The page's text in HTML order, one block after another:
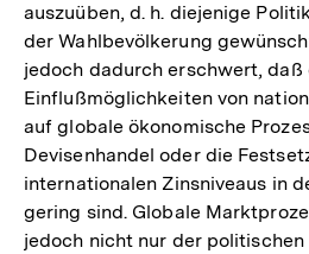
auszuüben, d. h. diejenige
der Wahlbevölkerung
jedoch dadurch erschwert,
Einflußmöglichkeiten von
auf globale ökonomische
Devisenhandel oder die
internationalen Zinsniveaus in
gering sind. Globale
jedoch nicht nur der